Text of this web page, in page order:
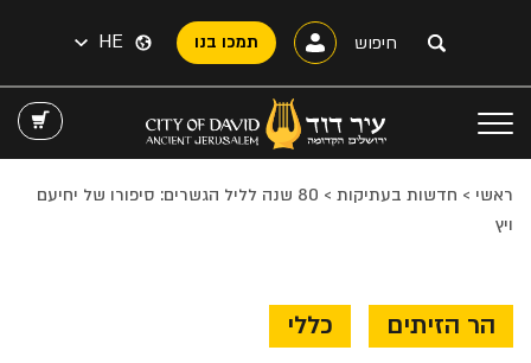
תמכו בנו HE
ראשי > חדשות בעתיקות >
80 שנה לליל הגשרים: סיפורו של יחיעם
ויץ
הר הזיתים כללי